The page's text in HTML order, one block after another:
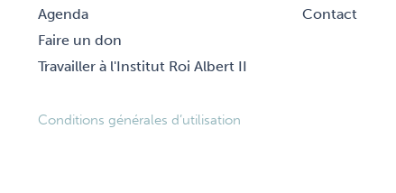
Agenda
Faire un don
Travailler à l'Institut Roi Albert II
Contact
Footer
Conditions générales d’utilisation